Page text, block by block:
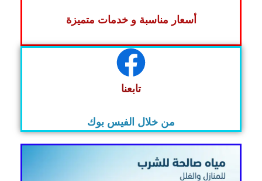
أسعار مناسبة و خدمات متميزة
تابعنا
من خلال الفيس بوك